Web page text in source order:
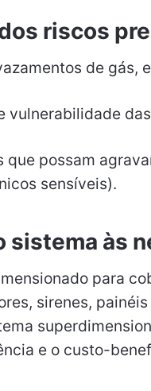
riscos
de gás,
vulnerabilidade
que possam
sensíveis).
sistema às
para
sirenes,
e o custo-